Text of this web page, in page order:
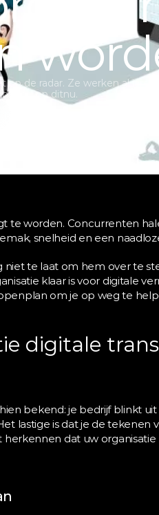
op de radar. Ze werken al
op ditnu.
te worden. Concurrenten
snelheid en een
te laat om hem over te
klaar is voor digitale
om je op weg te
digitale
bekend: je bedrijf blinkt
lastige is dat je de
dat uw organisatie